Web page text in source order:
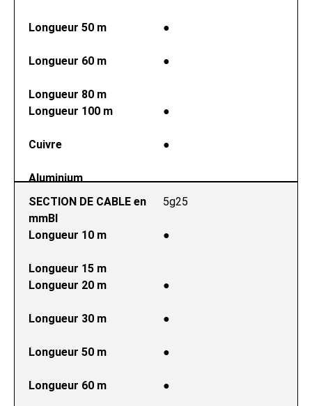
Longueur 50 m ●
Longueur 60 m ●
Longueur 80 m
Longueur 100 m
●
Cuivre ●
Aluminium
SECTION DE CABLE en
mmВІ
5g25
Longueur 10 m ●
Longueur 15 m
Longueur 20 m
●
Longueur 30 m ●
Longueur 50 m ●
Longueur 60 m ●